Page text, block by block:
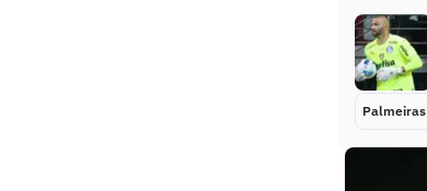
Palmeiras